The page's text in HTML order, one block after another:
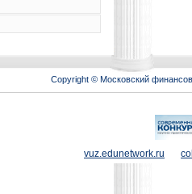
Copyright © Московский
vuz.edunetwork.ru